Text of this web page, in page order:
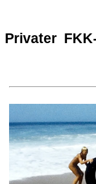
Privater